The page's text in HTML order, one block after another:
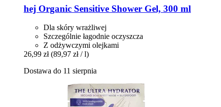
hej Organic Sensitive Shower Gel, 300 ml
Dla skóry wrażliwej
Szczególnie łagodnie oczyszcza
Z odżywczymi olejkami
26,99 zł (89,97 zł / l)
Dostawa do 11 sierpnia